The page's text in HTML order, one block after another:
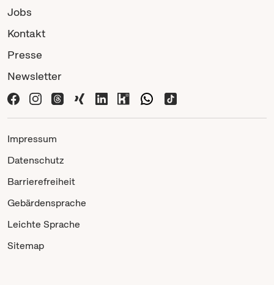
Jobs
Kontakt
Presse
Newsletter
Impressum
Datenschutz
Barrierefreiheit
Gebärdensprache
Leichte Sprache
Sitemap